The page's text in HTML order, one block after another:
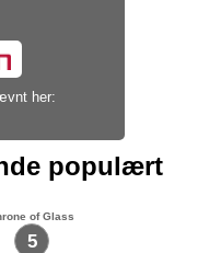
her:
populært
5
of Glass